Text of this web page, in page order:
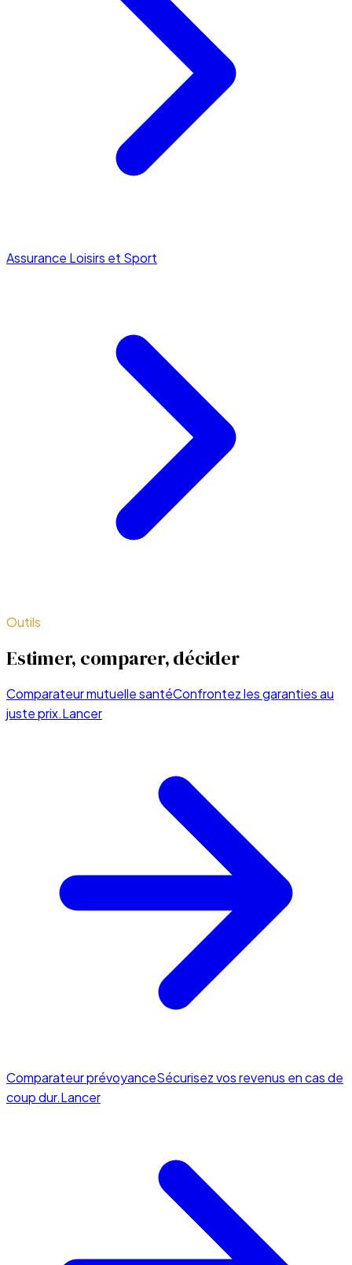
Assurance Loisirs et Sport
Outils
Estimer, comparer, décider
Comparateur mutuelle santéConfrontez les garanties au
juste prix.Lancer
Comparateur prévoyanceSécurisez vos revenus en cas de
coup dur.Lancer